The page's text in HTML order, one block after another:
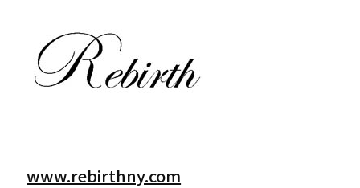
www.rebirthny.com